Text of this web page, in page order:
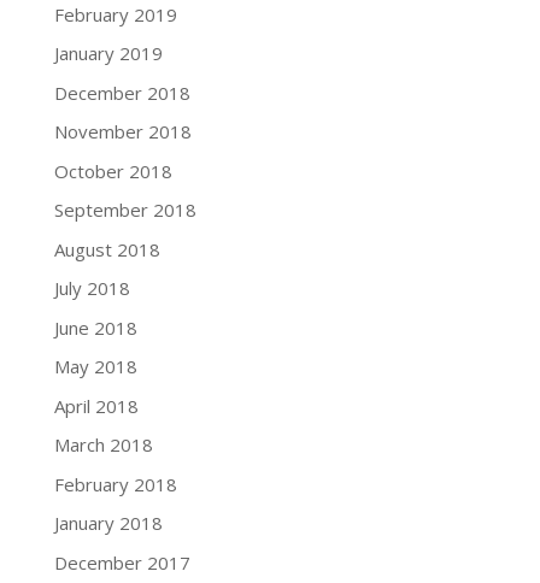
February 2019
January 2019
December 2018
November 2018
October 2018
September 2018
August 2018
July 2018
June 2018
May 2018
April 2018
March 2018
February 2018
January 2018
December 2017